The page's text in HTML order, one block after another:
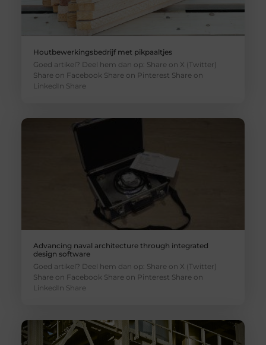
Houtbewerkingsbedrijf met pikpaaltjes
Goed artikel? Deel hem dan op: Share on X (Twitter)
Share on Facebook Share on Pinterest Share on
LinkedIn Share
Advancing naval architecture through integrated
design software
Goed artikel? Deel hem dan op: Share on X (Twitter)
Share on Facebook Share on Pinterest Share on
LinkedIn Share